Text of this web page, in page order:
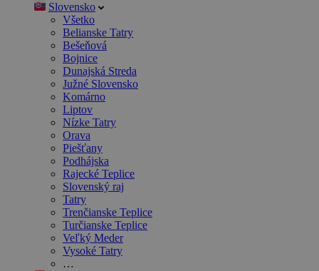
Slovensko
Všetko
Belianske Tatry
Bešeňová
Bojnice
Dunajská Streda
Južné Slovensko
Komárno
Liptov
Nízke Tatry
Orava
Piešťany
Podhájska
Rajecké Teplice
Slovenský raj
Tatry
Trenčianske Teplice
Turčianske Teplice
Veľký Meder
Vysoké Tatry
…